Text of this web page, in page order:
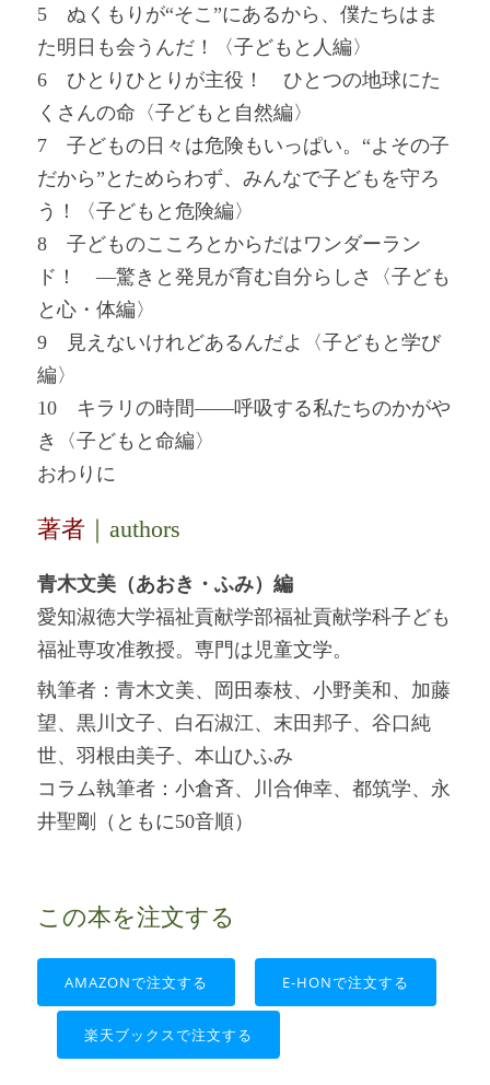
5 ぬくもりが“そこ”にあるから、僕たちはま
た明日も会うんだ！〈子どもと人編〉
6 ひとりひとりが主役！ ひとつの地球にた
くさんの命〈子どもと自然編〉
7 子どもの日々は危険もいっぱい。“よその子
だから”とためらわず、みんなで子どもを守ろ
う！〈子どもと危険編〉
8 子どものこころとからだはワンダーラン
ド！ ―驚きと発見が育む自分らしさ〈子ども
と心・体編〉
9 見えないけれどあるんだよ〈子どもと学び
編〉
10 キラリの時間――呼吸する私たちのかがや
き〈子どもと命編〉
おわりに
著者 ｜authors
青木文美（あおき・ふみ）編
愛知淑徳大学福祉貢献学部福祉貢献学科子ども
福祉専攻准教授。専門は児童文学。
執筆者：青木文美、岡田泰枝、小野美和、加藤
望、黒川文子、白石淑江、末田邦子、谷口純
世、羽根由美子、本山ひふみ
コラム執筆者：小倉斉、川合伸幸、都筑学、永
井聖剛（ともに50音順）
この本を注文する
AMAZONで注文する E-HONで注文する
楽天ブックスで注文する